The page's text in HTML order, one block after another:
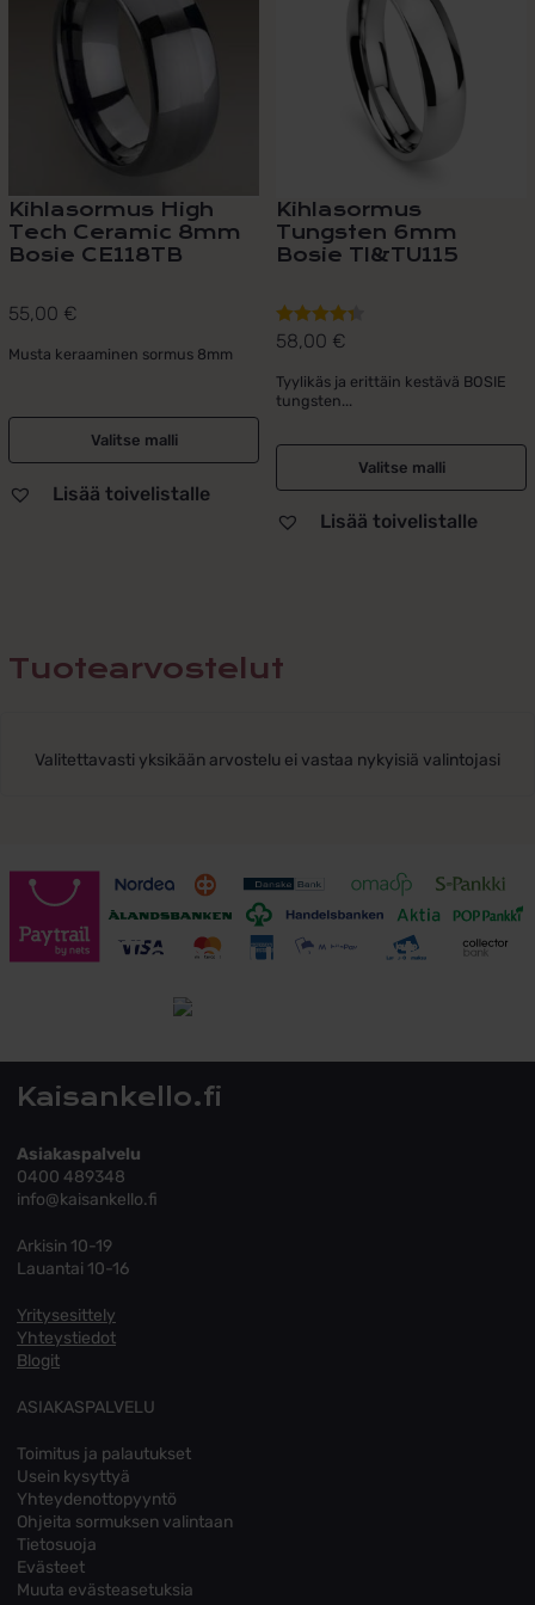
Kihlasormus High
Tech Ceramic 8mm
Bosie CE118TB
55,00 €
Musta keraaminen sormus 8mm
Valitse malli
muunnelma.
valinnat
Lisää toivelistalle
Kihlasormus
Tungsten 6mm
Bosie TI&TU115
Arvostelu
4.40/ 5
58,00 €
Tyylikäs ja erittäin kestävä BOSIE
tungsten...
Valitse malli
muunnelma.
Lisää toivelistalle
Tuotearvostelut
Valitettavasti yksikään arvostelu ei vastaa nykyisiä valintojasi
Toimitusehdot
Kaisankello.fi
Asiakaspalvelu
0400 489348
info@kaisankello.fi
Arkisin 10-19
Lauantai 10-16
Yritysesittely
Yhteystiedot
Blogit
ASIAKASPALVELU
Toimitus ja palautukset
Usein kysyttyä
Yhteydenottopyyntö
Ohjeita sormuksen valintaan
Tietosuoja
Evästeet
Muuta evästeasetuksia